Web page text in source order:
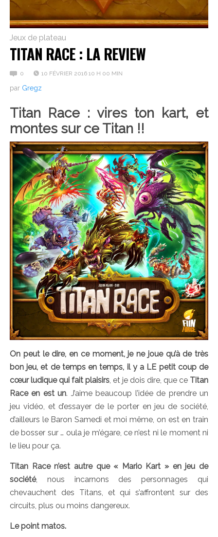
Jeux de plateau
TITAN RACE : LA REVIEW
0 10 FÉVRIER 2016 10 H 00 MIN
par Gregz
Titan Race : vires ton kart, et
montes sur ce Titan !!
On peut le dire, en ce moment, je ne joue qu’à de très
bon jeu, et de temps en temps, il y a LE petit coup de
cœur ludique qui fait plaisirs, et je dois dire, que ce Titan
Race en est un. J’aime beaucoup l’idée de prendre un
jeu vidéo, et d’essayer de le porter en jeu de société,
d’ailleurs le Baron Samedi et moi même, on est en train
de bosser sur … oula je m’égare, ce n’est ni le moment ni
le lieu pour ça.
Titan Race n’est autre que « Mario Kart » en jeu de
société, nous incarnons des personnages qui
chevauchent des Titans, et qui s’affrontent sur des
circuits, plus ou moins dangereux.
Le point matos.